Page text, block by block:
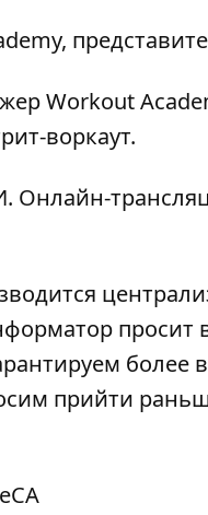
Workout
воркаут.
Онлайн-
более
прийти